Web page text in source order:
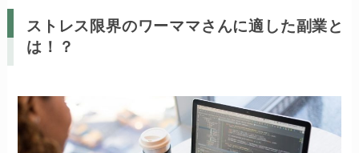
ストレス限界のワーママさんに適した副業と
は！？